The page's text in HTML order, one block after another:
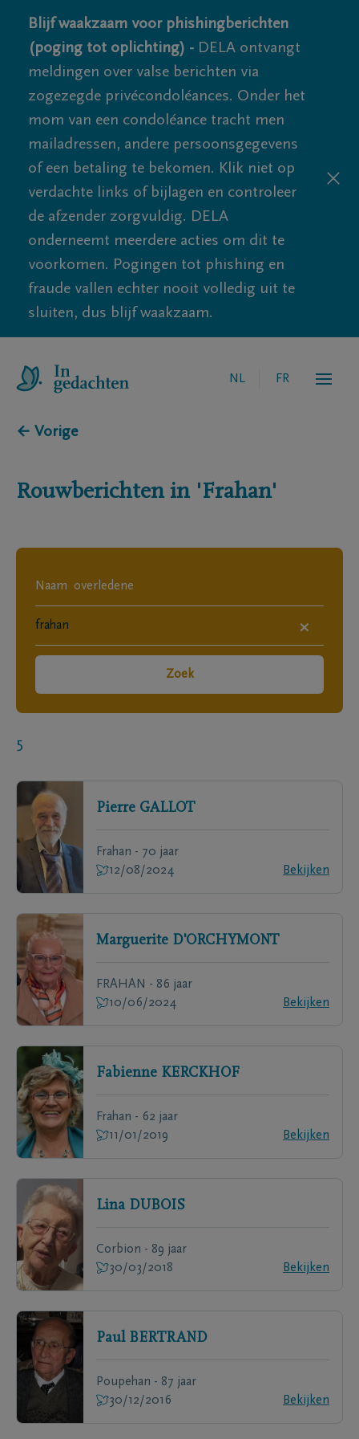
Blijf waakzaam voor phishingberichten
(poging tot oplichting) - DELA ontvangt
meldingen over valse berichten via
zogezegde privécondoléances. Onder het
mom van een condoléance tracht men
mailadressen, andere persoonsgegevens
of een betaling te bekomen. Klik niet op
verdachte links of bijlagen en controleer
de afzender zorgvuldig. DELA
onderneemt meerdere acties om dit te
voorkomen. Pogingen tot phishing en
fraude vallen echter nooit volledig uit te
sluiten, dus blijf waakzaam.
NL FR
← Vorige
Rouwberichten in 'Frahan'
×
Zoek
5
Pierre GALLOT
Frahan - 70 jaar
12/08/2024
Bekijken
Marguerite D'ORCHYMONT
FRAHAN - 86 jaar
10/06/2024
Bekijken
Fabienne KERCKHOF
Frahan - 62 jaar
11/01/2019
Bekijken
Lina DUBOIS
Corbion - 89 jaar
30/03/2018
Bekijken
Paul BERTRAND
Poupehan - 87 jaar
30/12/2016
Bekijken